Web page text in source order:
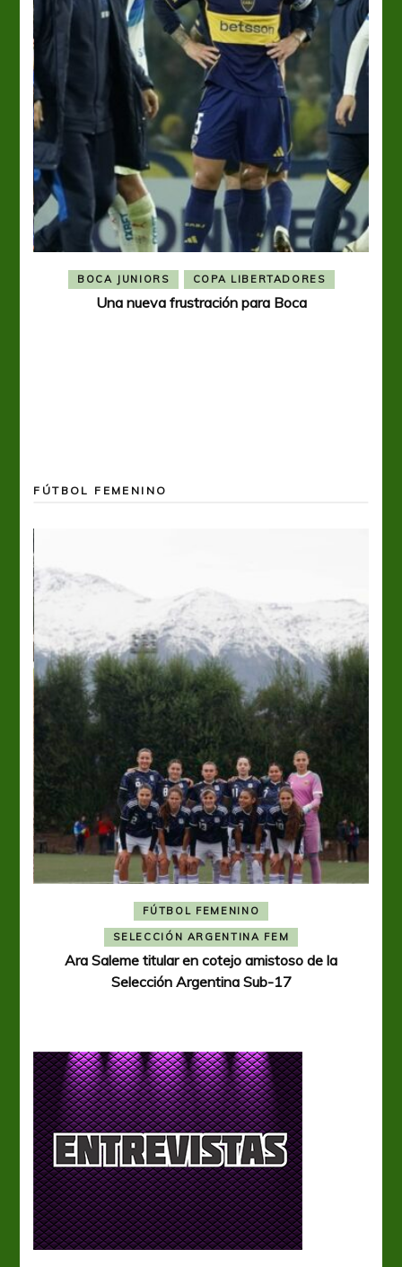
BOCA JUNIORS COPA LIBERTADORES
Una nueva frustración para Boca
FÚTBOL FEMENINO
FÚTBOL FEMENINO
SELECCIÓN ARGENTINA FEM
Ara Saleme titular en cotejo amistoso de la
Selección Argentina Sub-17